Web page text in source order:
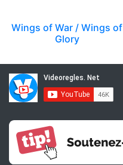
Wings of War / Wings of
Glory